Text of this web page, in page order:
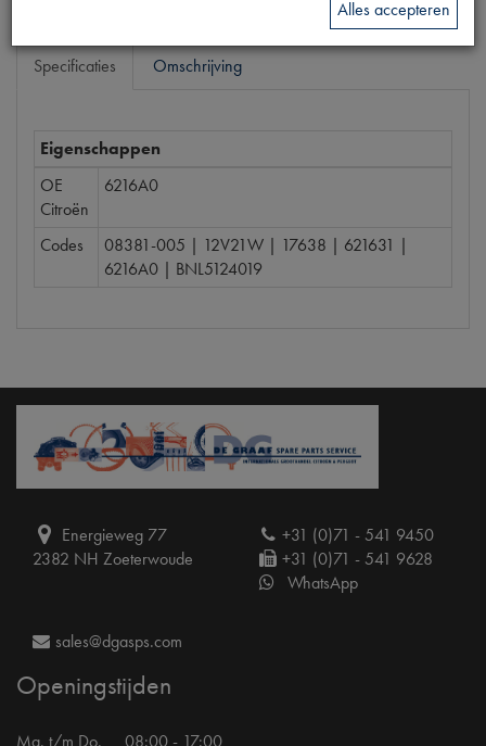
Specificaties Omschrijving
Eigenschappen
OE
Citroën
6216A0
Codes
08381-005 | 12V21W | 17638 | 621631 |
6216A0 | BNL5124019
Energieweg 77
2382 NH Zoeterwoude
+31 (0)71 - 541 9450
+31 (0)71 - 541 9628
WhatsApp
sales@dgasps.com
Openingstijden
Ma. t/m Do. 08:00 - 17:00
Alles accepteren